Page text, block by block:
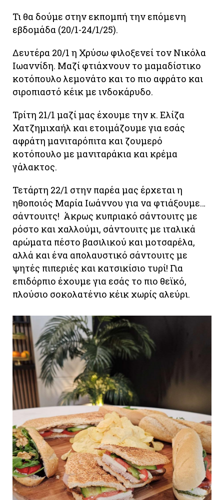
Τι θα δούμε στην εκπομπή την επόμενη
εβδομάδα (20/1-24/1/25).
Δευτέρα 20/1 η Χρύσω φιλοξενεί τον Νικόλα
Ιωαννίδη. Μαζί φτιάχνουν το μαμαδίστικο
κοτόπουλο λεμονάτο και το πιο αφράτο και
σιροπιαστό κέικ με ινδοκάρυδο.
Τρίτη 21/1 μαζί μας έχουμε την κ. Ελίζα
Χατζημιχαήλ και ετοιμάζουμε για εσάς
αφράτη μανιταρόπιτα και ζουμερό
κοτόπουλο με μανιταράκια και κρέμα
γάλακτος.
Τετάρτη 22/1 στην παρέα μας έρχεται η
ηθοποιός Μαρία Ιωάννου για να φτιάξουμε…
σάντουιτς! Άκρως κυπριακό σάντουιτς με
ρόστο και χαλλούμι, σάντουιτς με ιταλικά
αρώματα πέστο βασιλικού και μοτσαρέλα,
αλλά και ένα απολαυστικό σάντουιτς με
ψητές πιπεριές και κατσικίσιο τυρί! Για
επιδόρπιο έχουμε για εσάς το πιο θεϊκό,
πλούσιο σοκολατένιο κέικ χωρίς αλεύρι.